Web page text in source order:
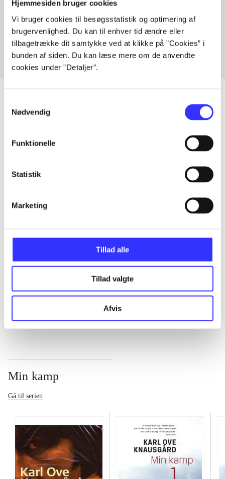
Hjemmesiden bruger cookies
Vi bruger cookies til besøgsstatistik og optimering af
brugervenlighed. Du kan til enhver tid ændre eller
tilbagetrække dit samtykke ved at klikke på ”Cookies” i
bunden af siden. Du kan læse mere om de anvendte
cookies under ”Detaljer”.
Nødvendig
Funktionelle
Statistik
Marketing
Tillad alle
Tillad valgte
Afvis
Artikler med samme emner
Fra
Alle registrerede artikler fordelt på udgivelser
...
...
...
Min kamp
Gå til serien